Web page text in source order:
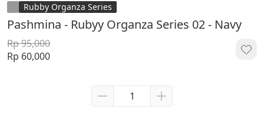
Rubby Organza Series
Pashmina - Rubyy Organza Series 02 - Navy
Rp 95,000
Rp 60,000